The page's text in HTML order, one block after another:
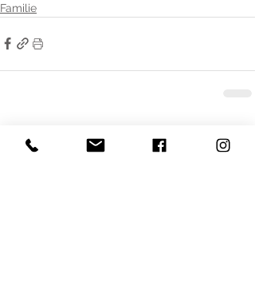
Familie
Seneste blogindlæg